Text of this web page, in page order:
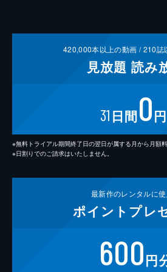
420,000本以上の動画 /210誌
見放題 読み
31 日間0円
※無料トライアル期間終了日の翌日が属する月から月額料
※日割りでのご請求はいたしません。
最新作のレンタルに
ポイント プレ
600円